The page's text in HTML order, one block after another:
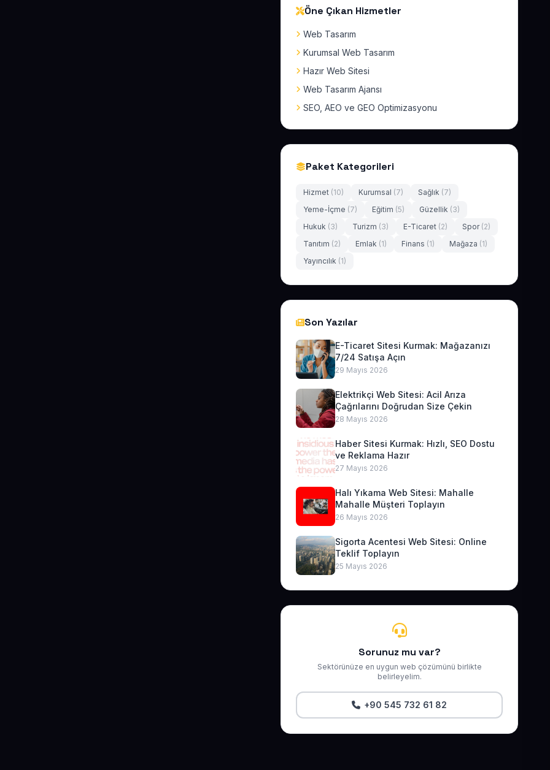
Öne Çıkan Hizmetler
Web Tasarım
Kurumsal Web Tasarım
Hazır Web Sitesi
Web Tasarım Ajansı
SEO, AEO ve GEO Optimizasyonu
Paket Kategorileri
Hizmet (10) Kurumsal (7) Sağlık (7)
Yeme-İçme (7) Eğitim (5) Güzellik (3)
Hukuk (3) Turizm (3) E-Ticaret (2) Spor (2)
Tanıtım (2) Emlak (1) Finans (1) Mağaza (1)
Yayıncılık (1)
Son Yazılar
E-Ticaret Sitesi Kurmak: Mağazanızı
7/24 Satışa Açın
29 Mayıs 2026
Elektrikçi Web Sitesi: Acil Arıza
Çağrılarını Doğrudan Size Çekin
28 Mayıs 2026
Haber Sitesi Kurmak: Hızlı, SEO Dostu
ve Reklama Hazır
27 Mayıs 2026
Halı Yıkama Web Sitesi: Mahalle
Mahalle Müşteri Toplayın
26 Mayıs 2026
Sigorta Acentesi Web Sitesi: Online
Teklif Toplayın
25 Mayıs 2026
Sorunuz mu var?
Sektörünüze en uygun web çözümünü birlikte
belirleyelim.
+90 545 732 61 82